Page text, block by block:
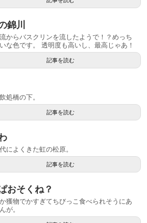
錦川
からバスクリンを流したようで！？めっち
な色です。 透明度も高いし、最高じゃあ！
記事を読む
処橋の下。
記事を読む
によくきた虹の松原。
記事を読む
おそくね？
獲物でかすぎてちびっこ食べられそうにあ
が。